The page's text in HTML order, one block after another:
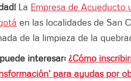
La Empresa de
en las localidades de San
de la limpieza de la
interesar: ¿Cómo
para ayudas por